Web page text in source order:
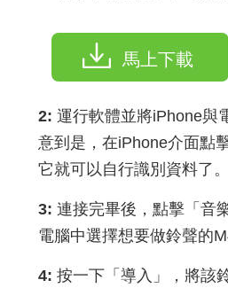
馬上下載
2: 運行軟體並將iPhone與
意到是，在iPhone介面點
它就可以自行識別資料了。
3: 連接完畢後，點擊「音
電腦中選擇想要做鈴聲的
4: 按一下「導入」，將該